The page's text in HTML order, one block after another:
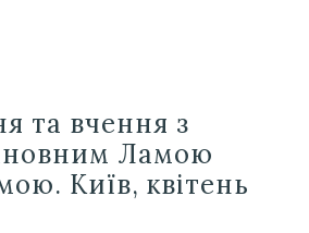
та вчення з
Ламою
Київ, квітень